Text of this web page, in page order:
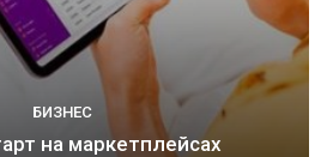
БИЗНЕС
на маркетплейсах